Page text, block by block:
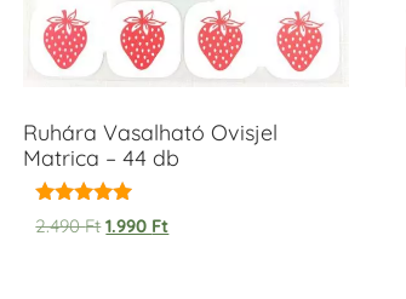
Ruhára Vasalható Ovisjel
Matrica – 44 db
Értékelés:
5.00
2.490Ft 1.990 Ft